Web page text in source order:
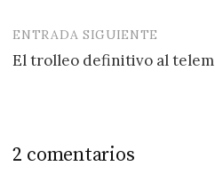
ENTRADA SIGUIENTE
El trolleo definitivo al
2 comentarios